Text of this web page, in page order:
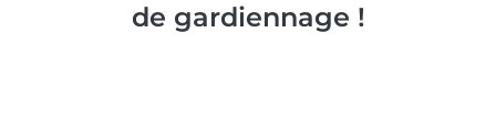
de gardiennage !